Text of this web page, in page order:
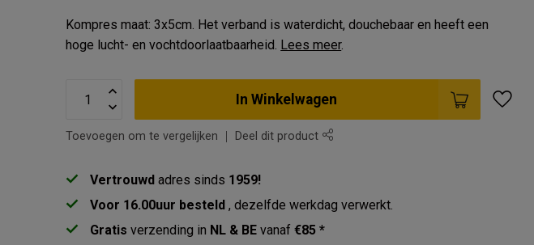
Kompres maat: 3x5cm. Het verband is waterdicht, douchebaar en heeft een
hoge lucht- en vochtdoorlaatbaarheid. Lees meer.
In Winkelwagen
Toevoegen om te vergelijken Deel dit product
Vertrouwd adres sinds 1959!
Voor 16.00uur besteld, dezelfde werkdag verwerkt.
Gratis verzending in NL & BE vanaf€85 *